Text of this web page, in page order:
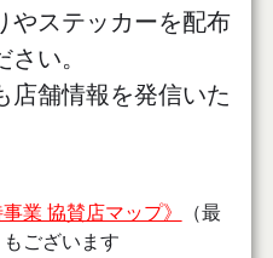
ステッカーを配布
い。
舗情報を発信いた
業 協賛店マップ》
（最
ございます